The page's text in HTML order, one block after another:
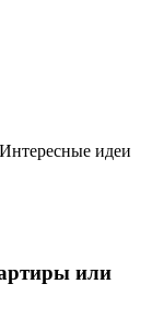
Интересные идеи
или